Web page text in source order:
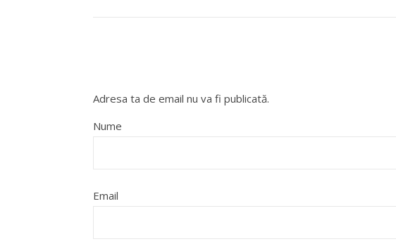
Adresa ta de email nu va fi publicată.
Nume
Email